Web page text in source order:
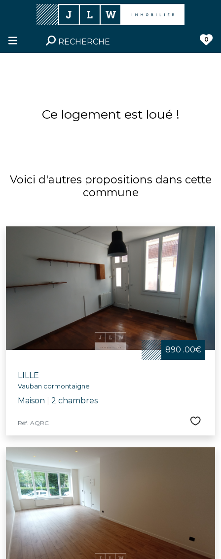
RECHERCHE 0
Ce logement est loué !
Voici d'autres propositions dans cette
commune
890 .00€
LILLE
Vauban cormontaigne
Maison 2 chambres
Réf. AQRC